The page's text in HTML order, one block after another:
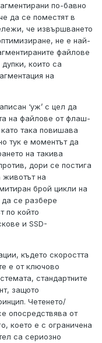
по-бавно
да се поместят в
че извършването
не е най-
файлове
които са
на
‘уж’ с цел да
на файлове от флаш-
така повишава
тук е моментът да
на такива
дори се постига
животът на
брой цикли на
се разбере
по който
и SSD-
където скоростта
е от ключово
стандартните
защото
Четенето/
опосредствява от
което е с ограничена
са сериозно